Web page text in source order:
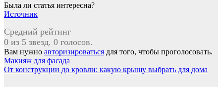
Была ли статья интересна?
Источник
Средний рейтинг
0 из 5 звезд. 0 голосов.
Вам нужно авторизироваться для того, чтобы проголосовать.
Навигация
по
Макияж для фасада
От конструкции до кровли: какую крышу выбрать для дома